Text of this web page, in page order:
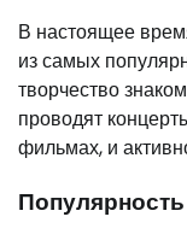
В настоящее
из самых
творчество
проводят
фильмах, и